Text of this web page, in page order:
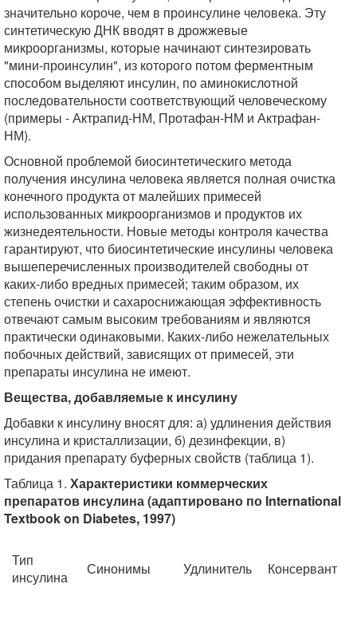
значительно короче, чем в проинсулине человека. Эту
синтетическую ДНК вводят в дрожжевые
микроорганизмы, которые начинают синтезировать
"мини-проинсулин", из которого потом ферментным
способом выделяют инсулин, по аминокислотной
последовательности соответствующий человеческому
(примеры - Актрапид-НМ, Протафан-НМ и Актрафан-
НМ).
Основной проблемой биосинтетическиго метода
получения инсулина человека является полная очистка
конечного продукта от малейших примесей
использованных микроорганизмов и продуктов их
жизнедеятельности. Новые методы контроля качества
гарантируют, что биосинтетические инсулины человека
вышеперечисленных производителей свободны от
каких-либо вредных примесей; таким образом, их
степень очистки и сахароснижающая эффективность
отвечают самым высоким требованиям и являются
практически одинаковыми. Каких-либо нежелательных
побочных действий, зависящих от примесей, эти
препараты инсулина не имеют.
Вещества, добавляемые к инсулину
Добавки к инсулину вносят для: а) удлинения действия
инсулина и кристаллизации, б) дезинфекции, в)
придания препарату буферных свойств (таблица 1).
Таблица 1. Характеристики коммерческих
препаратов инсулина (адаптировано по International
Textbook on Diabetes, 1997)
Тип
инсулина
Синонимы Удлинитель Консервант